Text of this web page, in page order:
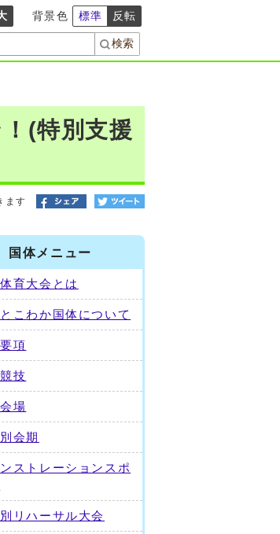
背景色 標準 反転
(特別支援
ます
国体メニュー
育大会とは
こわか国体について
項
技
場
会期
ストレーションスポ
リハーサル大会